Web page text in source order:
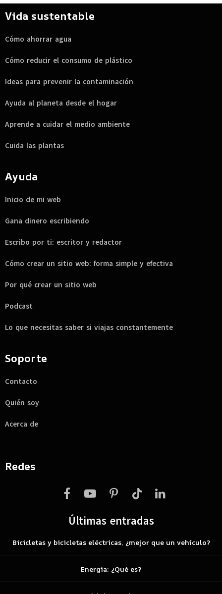
Vida sustentable
Cómo ahorrar agua
Cómo reducir el consumo de plástico
Ideas para prevenir la contaminación
Ayuda al planeta desde el hogar
Aprende a cuidar el medio ambiente
Cuida las plantas
Ayuda
Inicio de mi web
Gana dinero escribiendo
Escribo por ti: escritor y redactor
Cómo crear un sitio web: forma simple y efectiva
Por qué crear un sitio web
Podcast
Lo que necesitas saber si viajas constantemente
Soporte
Contacto
Quién soy
Acerca de
Redes
FacebookYouTubePinterestTikTok LinkedIn
Últimas entradas
Bicicletas y bicicletas eléctricas, ¿mejor que un vehículo?
Energía: ¿Qué es?